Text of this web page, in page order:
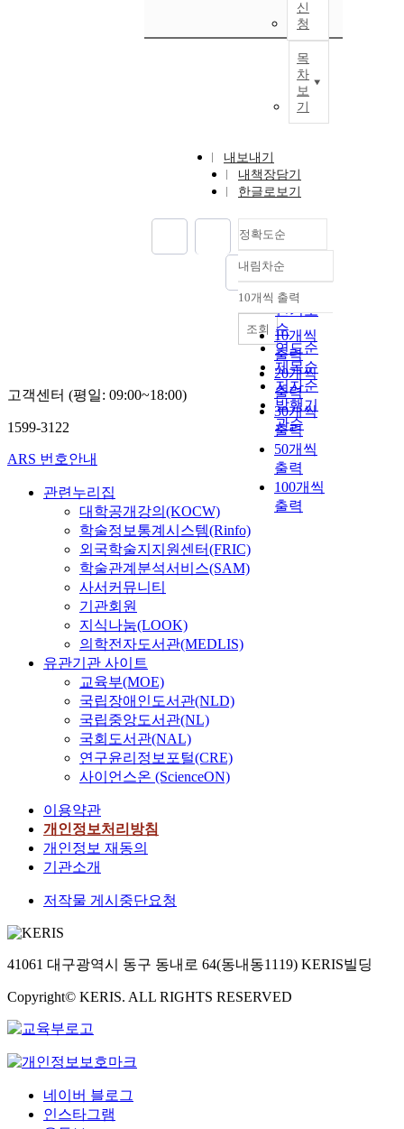
신
청
목
차
보
기
내보내기
내책장담기
한글로보기
정확도순
정확도
순
인기도
순
연도순
제목순
저자순
발행기
관순
내림차순
내림차순
10개씩 출력
10개씩
출력
20개씩
출력
30개씩
출력
50개씩
출력
100개씩
출력
조회
고객센터 (평일: 09:00~18:00)
1599-3122
ARS 번호안내
관련누리집
대학공개강의(KOCW)
학술정보통계시스템(Rinfo)
외국학술지지원센터(FRIC)
학술관계분석서비스(SAM)
사서커뮤니티
기관회원
지식나눔(LOOK)
의학전자도서관(MEDLIS)
유관기관 사이트
교육부(MOE)
국립장애인도서관(NLD)
국립중앙도서관(NL)
국회도서관(NAL)
연구윤리정보포털(CRE)
사이언스온 (ScienceON)
이용약관
개인정보처리방침
개인정보 재동의
기관소개
저작물 게시중단요청
41061 대구광역시 동구 동내로 64(동내동1119) KERIS빌딩
Copyright© KERIS. ALL RIGHTS RESERVED
네이버 블로그
인스타그램